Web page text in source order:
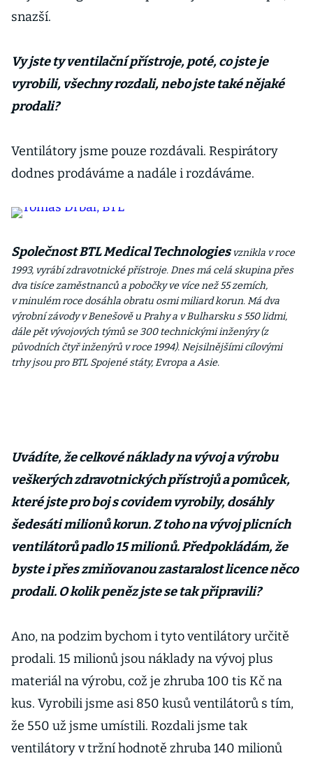
snazší.
Vy jste ty ventilační přístroje, poté, co jste je
vyrobili, všechny rozdali, nebo jste také nějaké
prodali?
Ventilátory jsme pouze rozdávali. Respirátory
dodnes prodáváme a nadále i rozdáváme.
Společnost BTL Medical Technologiesvznikla v roce
1993, vyrábí zdravotnické přístroje. Dnes má celá skupina přes
dva tisíce zaměstnanců a pobočky ve více než 55 zemích,
v minulém roce dosáhla obratu osmi miliard korun. Má dva
výrobní závody v Benešově u Prahy a v Bulharsku s 550 lidmi,
dále pět vývojových týmů se 300 technickými inženýry (z
původních čtyř inženýrů v roce 1994). Nejsilnějšími cílovými
trhy jsou pro BTL Spojené státy, Evropa a Asie.
Uvádíte, že celkové náklady na vývoj a výrobu
veškerých zdravotnických přístrojů a pomůcek,
které jste pro boj s covidem vyrobily, dosáhly
šedesáti milionů korun. Z toho na vývoj plicních
ventilátorů padlo 15 milionů. Předpokládám, že
byste i přes zmiňovanou zastaralost licence něco
prodali. O kolik peněz jste se tak připravili?
Ano, na podzim bychom i tyto ventilátory určitě
prodali. 15 milionů jsou náklady na vývoj plus
materiál na výrobu, což je zhruba 100 tis Kč na
kus. Vyrobili jsme asi 850 kusů ventilátorů s tím,
že 550 už jsme umístili. Rozdali jsme tak
ventilátory v tržní hodnotě zhruba 140 milionů